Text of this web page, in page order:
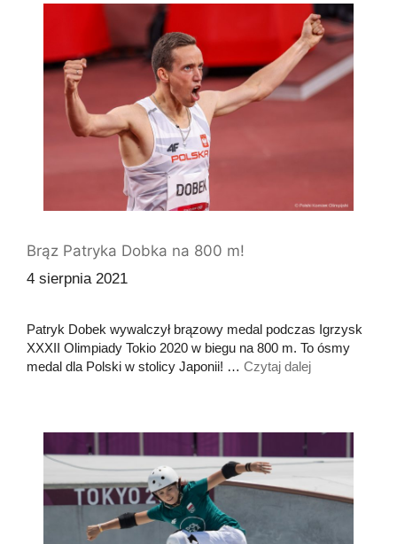
Brąz Patryka Dobka na 800 m!
4 sierpnia 2021
Patryk Dobek wywalczył brązowy medal podczas Igrzysk
XXXII Olimpiady Tokio 2020 w biegu na 800 m. To ósmy
medal dla Polski w stolicy Japonii! … Czytaj dalej